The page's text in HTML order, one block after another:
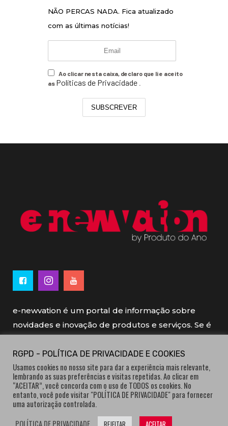
NÃO PERCAS NADA. Fica atualizado
com as últimas notícias!
Ao clicar nesta caixa, declaro que li e aceito
as Políticas de Privacidade .
SUBSCREVER
e-newvation é um portal de informação sobre
novidades e inovação de produtos e serviços. Se é
e-newvation tem o patrocínio do “Produto do
Ano”, o prémio de inovação atribuído por
consumidores.
RGPD - POLÍTICA DE PRIVACIDADE E COOKIES
Usamos cookies no nosso site para dar a experiência mais relevante,
lembrando as suas preferências e visitas repetidas. Ao clicar em
“ACEITAR”, você concorda com o uso de TODOS os cookies. No
entanto, você pode visitar "POLÍTICA DE PRIVACIDADE" para fornecer
uma autorização controlada.
POLÍTICA DE PRIVACIDADE
REJEITAR ACEITAR